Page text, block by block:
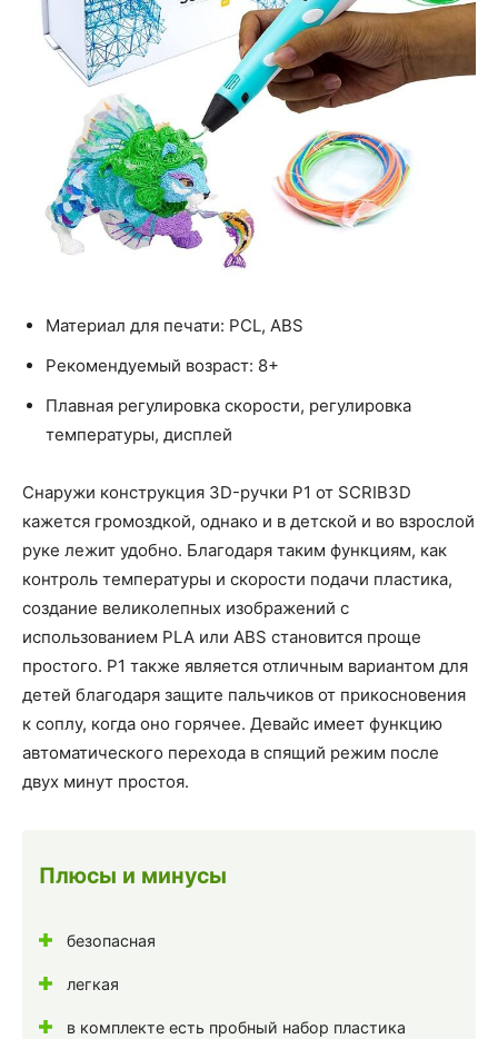
Материал для печати: PCL, ABS
Рекомендуемый возраст: 8+
Плавная регулировка скорости, регулировка
температуры, дисплей
Снаружи конструкция 3D-ручки P1 от SCRIB3D
кажется громоздкой, однако и в детской и во взрослой
руке лежит удобно. Благодаря таким функциям, как
контроль температуры и скорости подачи пластика,
создание великолепных изображений с
использованием PLA или ABS становится проще
простого. P1 также является отличным вариантом для
детей благодаря защите пальчиков от прикосновения
к соплу, когда оно горячее. Девайс имеет функцию
автоматического перехода в спящий режим после
двух минут простоя.
Плюсы и минусы
безопасная
легкая
в комплекте есть пробный набор пластика